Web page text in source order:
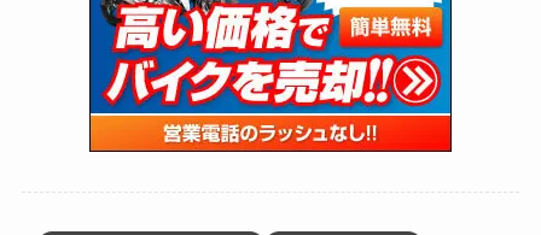
(12)
(63)
(109)
(47)
(15)
(5)
(6)
(17)
(5)
(131)
(21)
(61)
(98)
(13)
(60)
(274)
(171)
(38)
(47)
(59)
(204)
(34)
(35)
(41)
(19)
(12)
(16)